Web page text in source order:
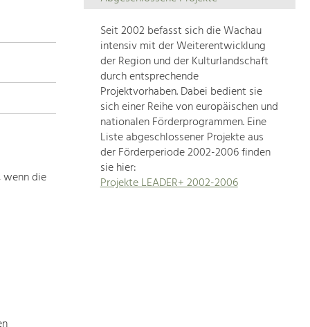
of
topics
Development
within
our
region
is
extremely
diverse.
Which
wenn die
Seit 2002 befasst sich die Wachau
intensiv mit der Weiterentwicklung
der Region und der Kulturlandschaft
durch entsprechende
Projektvorhaben. Dabei bedient sie
sich einer Reihe von europäischen und
nationalen Förderprogrammen. Eine
Liste abgeschlossener Projekte aus
der Förderperiode 2002-2006 finden
sie hier:
Projekte LEADER+ 2002-2006